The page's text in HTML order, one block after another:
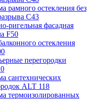
рамного остекления без
C43
ригельная фасадная
F50
остекления
перегородки
сантехнических
ALT 118
термоизолированных